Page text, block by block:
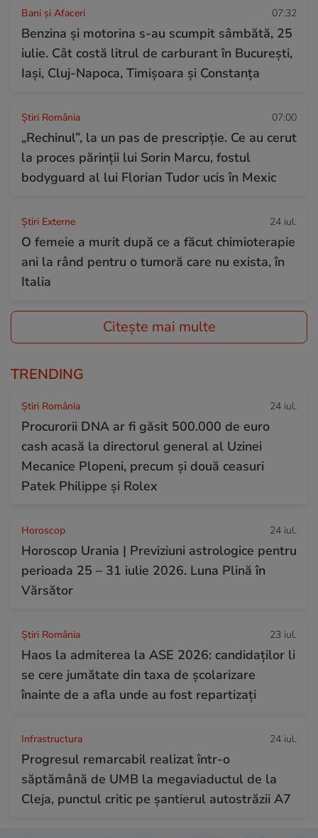
Bani și Afaceri 07:32
Benzina și motorina s-au scumpit sâmbătă, 25
iulie. Cât costă litrul de carburant în București,
Iași, Cluj-Napoca, Timișoara și Constanța
Știri România 07:00
„Rechinul”, la un pas de prescripție. Ce au cerut
la proces părinții lui Sorin Marcu, fostul
bodyguard al lui Florian Tudor ucis în Mexic
Știri Externe 24 iul.
O femeie a murit după ce a făcut chimioterapie
ani la rând pentru o tumoră care nu exista, în
Italia
Citește mai multe
TRENDING
Știri România 24 iul.
Procurorii DNA ar fi găsit 500.000 de euro
cash acasă la directorul general al Uzinei
Mecanice Plopeni, precum și două ceasuri
Patek Philippe și Rolex
Horoscop 24 iul.
Horoscop Urania | Previziuni astrologice pentru
perioada 25 – 31 iulie 2026. Luna Plină în
Vărsător
Știri România 23 iul.
Haos la admiterea la ASE 2026: candidaților li
se cere jumătate din taxa de școlarizare
înainte de a afla unde au fost repartizați
Infrastructura 24 iul.
Progresul remarcabil realizat într-o
săptămână de UMB la megaviaductul de la
Cleja, punctul critic pe șantierul autostrăzii A7